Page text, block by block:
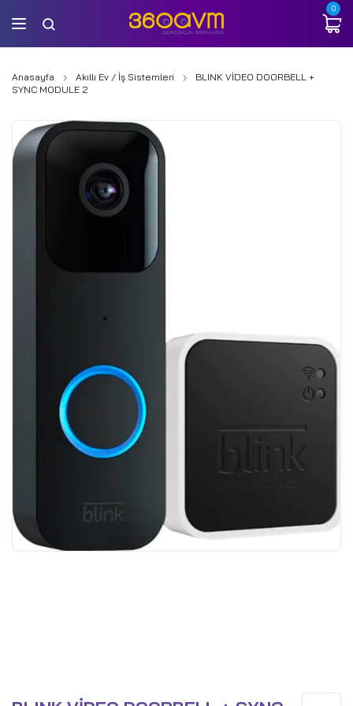
0
Anasayfa Akıllı Ev / İş Sistemleri
BLINK VİDEO DOORBELL +
SYNC MODULE 2